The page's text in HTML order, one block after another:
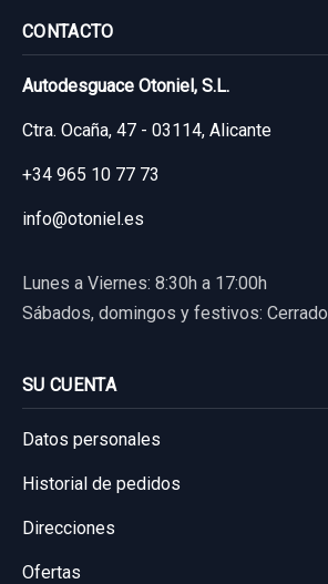
CONTACTO
Autodesguace Otoniel, S.L.
Ctra. Ocaña, 47 - 03114, Alicante
+34 965 10 77 73
info@otoniel.es
Lunes a Viernes: 8:30h a 17:00h
Sábados, domingos y festivos: Cerrado
SU CUENTA
Datos personales
Historial de pedidos
Direcciones
Ofertas